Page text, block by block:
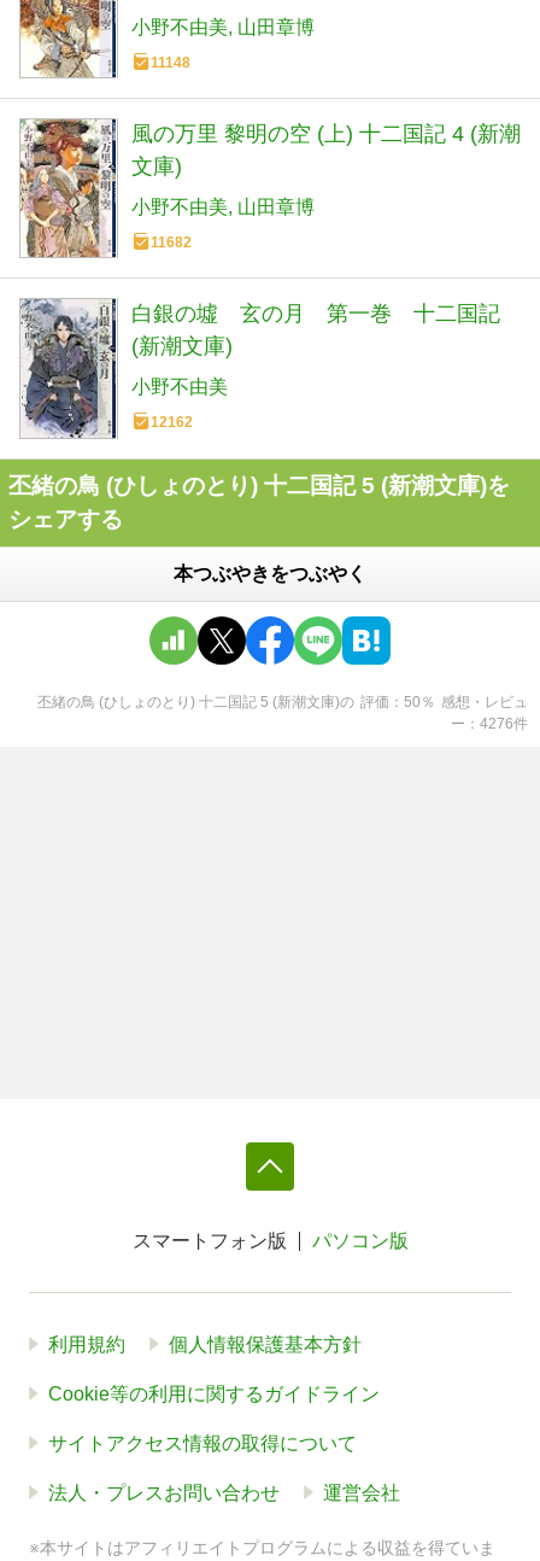
小野不由美 山田章博
11148
風の万里 黎明の空 (上) 十二国記 4 (新潮
文庫)
小野不由美 山田章博
11682
白銀の墟 玄の月 第一巻 十二国記
(新潮文庫)
小野不由美
12162
丕緒の鳥 (ひしょのとり) 十二国記 5 (新潮文庫)を
シェアする
本つぶやきをつぶやく
丕緒の鳥 (ひしょのとり) 十二国記 5 (新潮文庫)の 評価 50 ％ 感想・レビュ
ー
4276件
スマートフォン版 パソコン版
利用規約 個人情報保護基本方針
Cookie等の利用に関するガイドライン
サイトアクセス情報の取得について
法人・プレスお問い合わせ 運営会社
※本サイトはアフィリエイトプログラムによる収益を得ていま